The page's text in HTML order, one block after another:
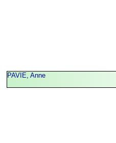
PAVIE, Anne